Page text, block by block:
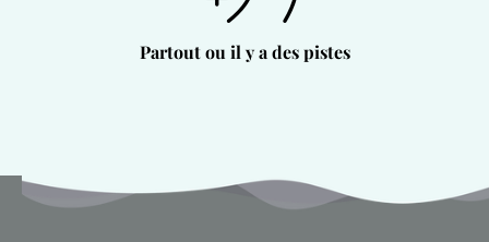
Partout ou il y a des pistes